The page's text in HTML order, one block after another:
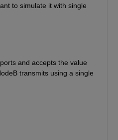
to simulate it with single
and accepts the value
transmits using a single